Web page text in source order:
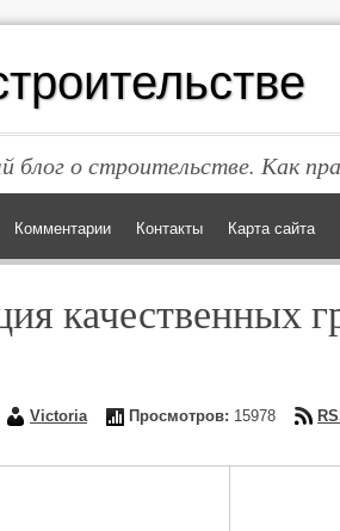
блог о строительстве. Как
Комментарии Контакты Карта сайта
качественных
Victoria Просмотров: 15978